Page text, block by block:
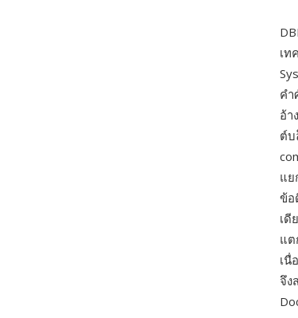
เท
คำ
อ้า
ต์บ
แย
ข้อ
เดี
แต
เนื่
จึง